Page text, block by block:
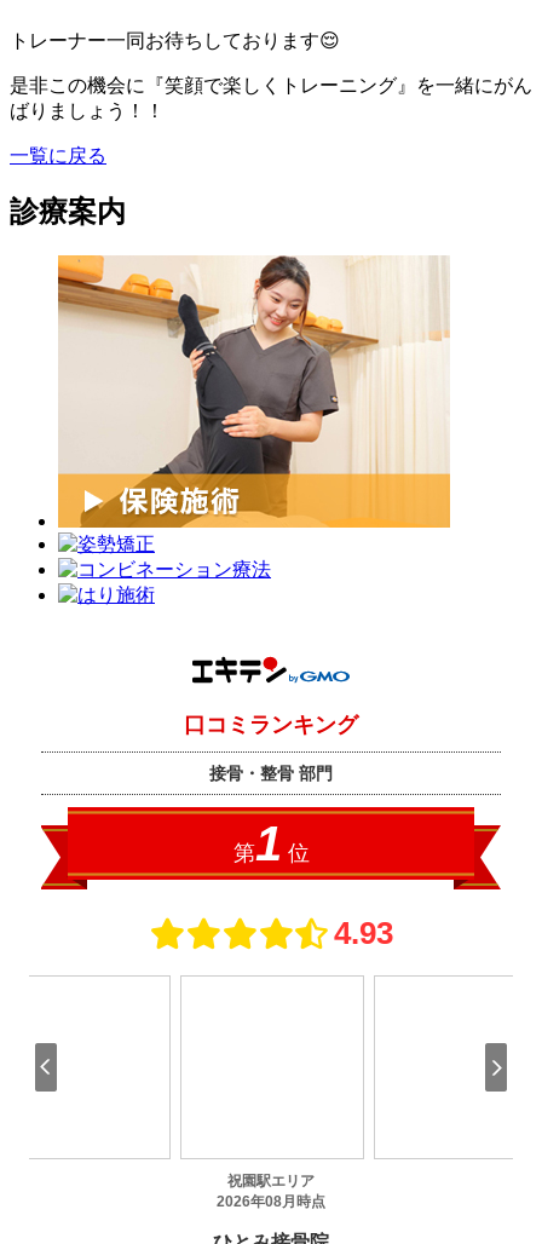
トレーナー一同お待ちしております😌
是非この機会に『笑顔で楽しくトレーニング』を一緒にがん
ばりましょう！！
一覧に戻る
診療案内